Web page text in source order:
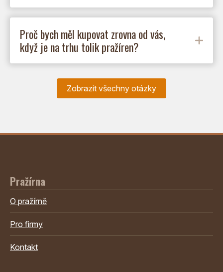
Proč bych měl kupovat zrovna od vás,
když je na trhu tolik pražíren?
Zobrazit všechny otázky
Pražírna
O pražírně
Pro firmy
Kontakt